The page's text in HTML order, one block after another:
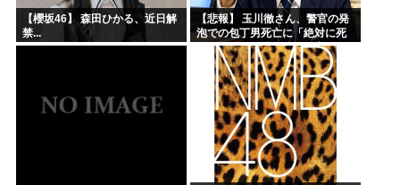
【櫻坂46】 森田ひかる、近日解
禁...
【悲報】 玉川徹さん、警官の発
泡での包丁男死亡に「絶対に死
刑にならない罪なのに警察が死
刑にした！」 → 元警官のマジレ
スがコチラ → ………